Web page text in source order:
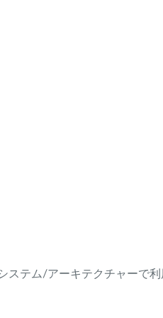
ステム/アーキテクチャーで利